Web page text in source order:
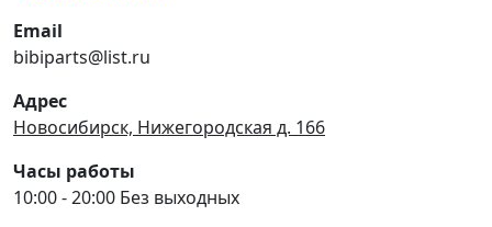
Email
bibiparts@list.ru
Адрес
Новосибирск, Нижегородская д. 166
Часы работы
10:00 - 20:00 Без выходных